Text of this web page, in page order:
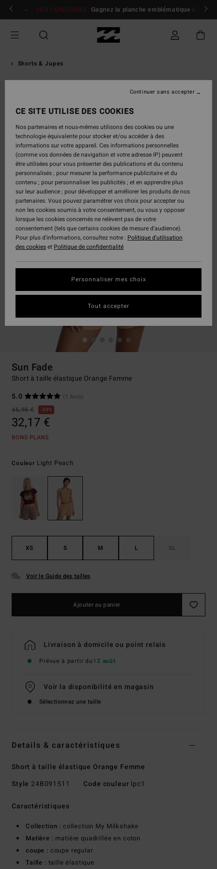
Passer
Se connecter / s'inscrire
JEU CONCOURS Gagnez la planche emblématique d'Andy
Shorts & Jupes
Sun Fade
Short à taille élastique Orange Femme
5.0
(1 Avis)
45,95 €
30%
32,17 €
BONS PLANS
Couleur Light Peach
XS S M L XL
Voir le Guide des tailles
Ajouter au panier
Livraison à domicile ou point relais
Prévue à partir du12 août
Voir la disponibilité en magasin
Sélectionnez une taille
Details & caractéristiques
Short à taille élastique Orange Femme
Style 24B091511 Code couleur lpc1
Caractéristiques
Collection : collection My Milkshake
Matière : matière quadrillée en coton
coupe : coupe regular
Taille : taille élastique
CE SITE UTILISE DES COOKIES
Nos partenaires et nous-mêmes utilisons des cookies ou une
technologie équivalente pour stocker et/ou accéder à des
informations sur votre appareil. Ces informations personnelles
(comme vos données de navigation et votre adresse IP) peuvent
être utilisées pour vous présenter des publications et du contenu
personnalisés ; pour mesurer la performance publicitaire et du
contenu ; pour personnaliser les publicités ; et en apprendre plus
sur leur audience ; pour développer et améliorer les produits de nos
partenaires. Vous pouvez paramétrer vos choix pour accepter ou
non les cookies soumis à votre consentement, ou vous y opposer
lorsque les cookies concernés ne relèvent pas de votre
consentement (tels que certains cookies de mesure d’audience).
Pour plus d'informations, consultez notre : Politique d'utilisation
des cookieset Politique de confidentialité
Personnaliser mes choix
Continuer sans accepter
Tout accepter